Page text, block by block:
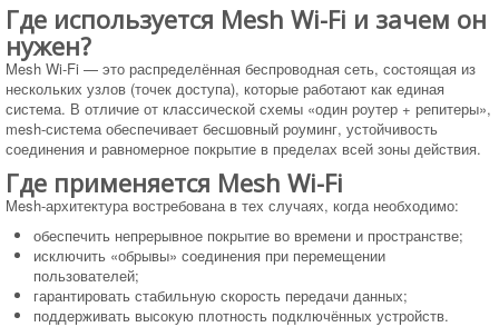
Где используется Mesh Wi-Fi и зачем он
нужен?
Mesh Wi-Fi — это распределённая беспроводная сеть, состоящая из
нескольких узлов (точек доступа), которые работают как единая
система. В отличие от классической схемы «один роутер + репитеры»,
mesh-система обеспечивает бесшовный роуминг, устойчивость
соединения и равномерное покрытие в пределах всей зоны действия.
Где применяется Mesh Wi-Fi
Mesh-архитектура востребована в тех случаях, когда необходимо:
обеспечить непрерывное покрытие во времени и пространстве;
исключить «обрывы» соединения при перемещении
пользователей;
гарантировать стабильную скорость передачи данных;
поддерживать высокую плотность подключённых устройств.